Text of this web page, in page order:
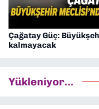
Çağatay Güç:
kalmayacak
Yükleniyor...